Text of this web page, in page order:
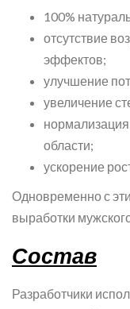
100%
отсутствие
эффектов;
улучшение
увеличение
области;
ускорение
Одновременно с
выработки
Состав
Разработчики